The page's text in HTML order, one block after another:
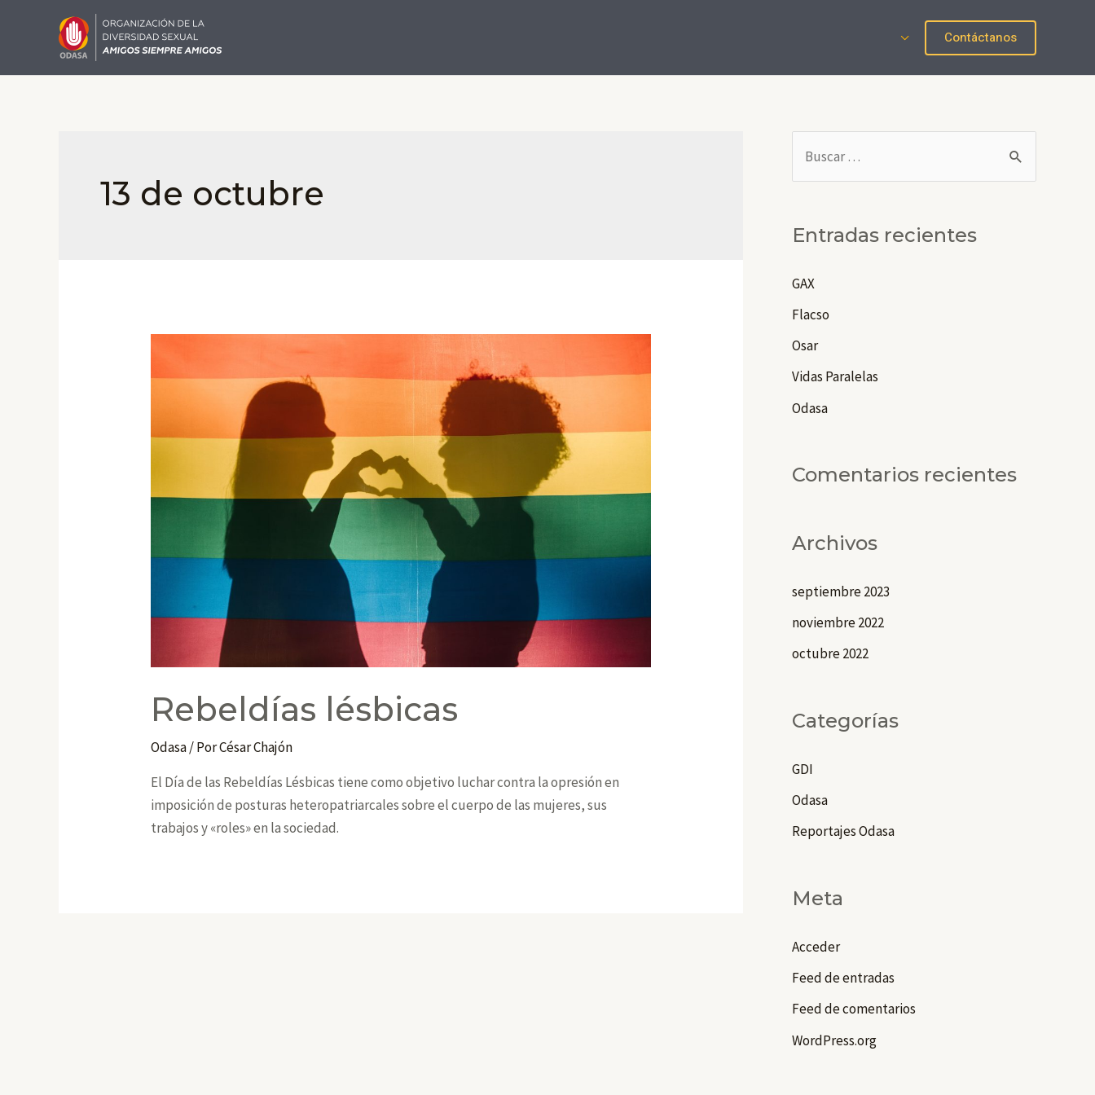
Contáctanos
13 de octubre
Rebeldías lésbicas
Odasa/ PorCésar Chajón
El Día de las Rebeldías Lésbicas tiene como objetivo luchar contra la opresión en
imposición de posturas heteropatriarcales sobre el cuerpo de las mujeres, sus
trabajos y «roles» en la sociedad.
c
r
p
o
Entradas recientes
GAX
Flacso
Osar
Vidas Paralelas
Odasa
Comentarios recientes
Archivos
septiembre 2023
noviembre 2022
octubre 2022
Categorías
GDI
Odasa
Reportajes Odasa
Meta
Acceder
Feed de entradas
Feed de comentarios
WordPress.org